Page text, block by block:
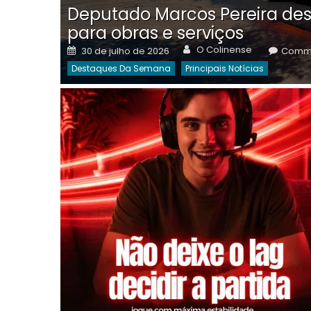
Deputado Marcos Pereira
para obras e serviços
Posted
on
30 de julho de 2026 Author
O Colinense
Destaques Da Semana Principais Notícias